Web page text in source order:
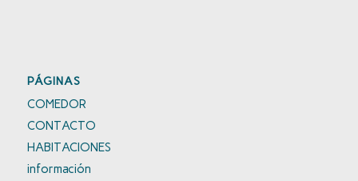
PÁGINAS
COMEDOR
CONTACTO
HABITACIONES
información